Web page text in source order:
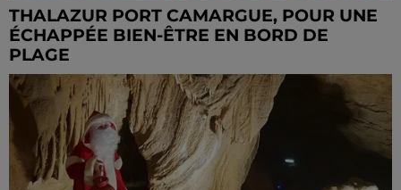
THALAZUR PORT CAMARGUE, POUR UNE
ÉCHAPPÉE BIEN-ÊTRE EN BORD DE
PLAGE